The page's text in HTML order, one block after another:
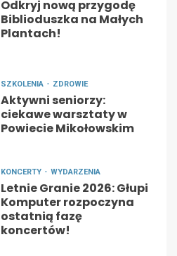
Odkryj nową przygodę
Biblioduszka na Małych
Plantach!
SZKOLENIA ZDROWIE
Aktywni seniorzy:
ciekawe warsztaty w
Powiecie Mikołowskim
KONCERTY WYDARZENIA
Letnie Granie 2026: Głupi
Komputer rozpoczyna
ostatnią fazę
koncertów!